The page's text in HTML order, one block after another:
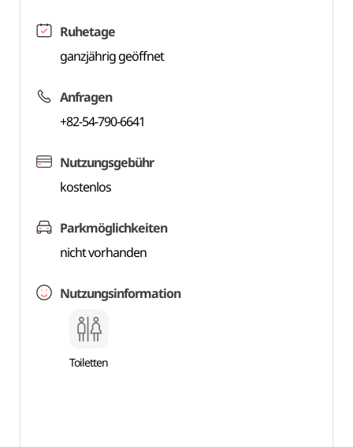
Ruhetage
ganzjährig geöffnet
Anfragen
+82-54-790-6641
Nutzungsgebühr
kostenlos
Parkmöglichkeiten
nicht vorhanden
Nutzungsinformation
Toiletten